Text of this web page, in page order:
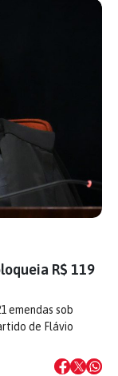
R$ 119
emendas sob
de Flávio